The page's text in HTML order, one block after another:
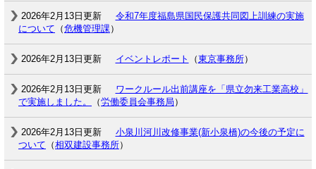
2026年2月13日更新
令和7年度福島県国民保護共同図上訓練の実施
について （危機管理課）
2026年2月13日更新 イベントレポート （東京事務所）
2026年2月13日更新
ワークルール出前講座を「県立勿来工業高校」
で実施しました。
（労働委員会事務局 ）
2026年2月13日更新
小泉川河川改修事業(新小泉橋)の今後の予定に
ついて （相双建設事務所）